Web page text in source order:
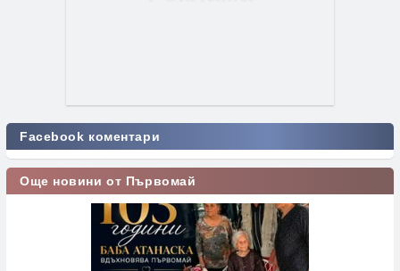
Facebook коментари
Още новини от Първомай